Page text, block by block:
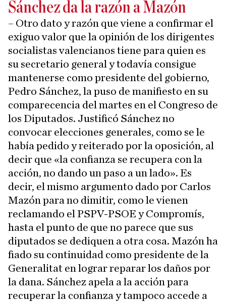
Sánchez da la razón a Mazón
– Otro dato y razón que viene a confirmar el
exiguo valor que la opinión de los dirigentes
socialistas valencianos tiene para quien es
su secretario general y todavía consigue
mantenerse como presidente del gobierno,
Pedro Sánchez, la puso de manifiesto en su
comparecencia del martes en el Congreso de
los Diputados. Justificó Sánchez no
convocar elecciones generales, como se le
había pedido y reiterado por la oposición, al
decir que «la confianza se recupera con la
acción, no dando un paso a un lado». Es
decir, el mismo argumento dado por Carlos
Mazón para no dimitir, como le vienen
reclamando el PSPV-PSOE y Compromís,
hasta el punto de que no parece que sus
diputados se dediquen a otra cosa. Mazón ha
fiado su continuidad como presidente de la
Generalitat en lograr reparar los daños por
la dana. Sánchez apela a la acción para
recuperar la confianza y tampoco accede a